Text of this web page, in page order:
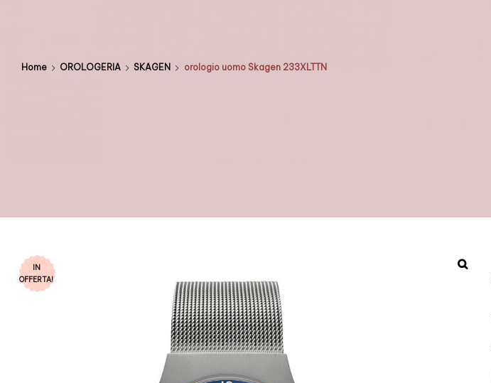
Home OROLOGERIA SKAGEN orologio uomo Skagen 233XLTTN
IN
OFFERTA!